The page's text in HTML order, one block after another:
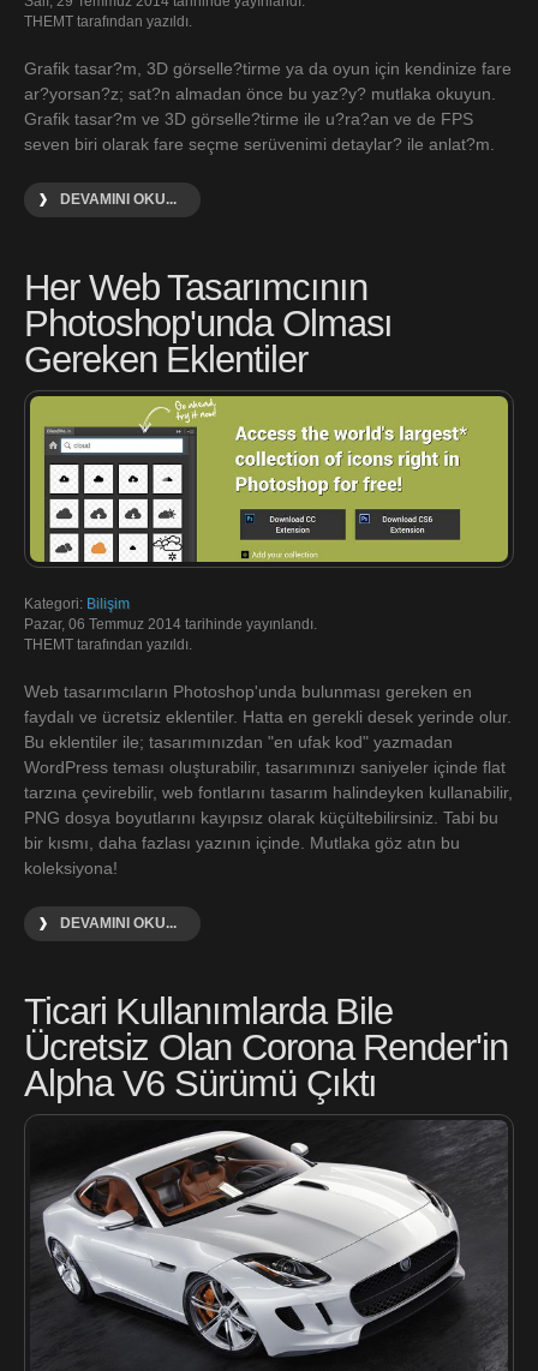
THEMT tarafından yazıldı.
Grafik tasar?m, 3D görselle?tirme ya da oyun için kendinize fare
ar?yorsan?z; sat?n almadan önce bu yaz?y? mutlaka okuyun.
Grafik tasar?m ve 3D görselle?tirme ile u?ra?an ve de FPS
seven biri olarak fare seçme serüvenimi detaylar? ile anlat?m.
DEVAMINI OKU...
Her Web Tasarımcının
Photoshop'unda Olması
Gereken Eklentiler
Kategori: Bilişim
Pazar, 06 Temmuz 2014 tarihinde yayınlandı.
THEMT tarafından yazıldı.
Web tasarımcıların Photoshop'unda bulunması gereken en
faydalı ve ücretsiz eklentiler. Hatta en gerekli desek yerinde olur.
Bu eklentiler ile; tasarımınızdan "en ufak kod" yazmadan
WordPress teması oluşturabilir, tasarımınızı saniyeler içinde flat
tarzına çevirebilir, web fontlarını tasarım halindeyken kullanabilir,
PNG dosya boyutlarını kayıpsız olarak küçültebilirsiniz. Tabi bu
bir kısmı, daha fazlası yazının içinde. Mutlaka göz atın bu
koleksiyona!
DEVAMINI OKU...
Ticari Kullanımlarda Bile
Ücretsiz Olan Corona Render'in
Alpha V6 Sürümü Çıktı